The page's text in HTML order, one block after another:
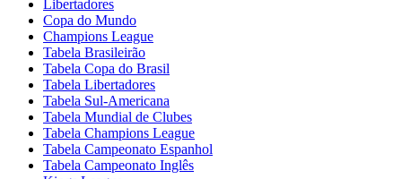
Libertadores
Copa do Mundo
Champions League
Tabela Brasileirão
Tabela Copa do Brasil
Tabela Libertadores
Tabela Sul-Americana
Tabela Mundial de Clubes
Tabela Champions League
Tabela Campeonato Espanhol
Tabela Campeonato Inglês